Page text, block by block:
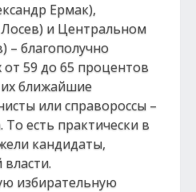
Ермак),
и Центральном
– благополучно
59 до 65 процентов
ближайшие
или справороссы –
есть практически в
кандидаты,
избирательную